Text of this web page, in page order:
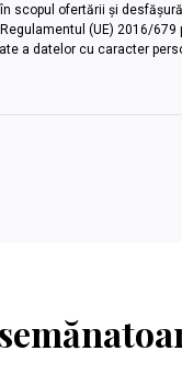
scopul ofertării și
(UE) 2016/679
a datelor cu caracter